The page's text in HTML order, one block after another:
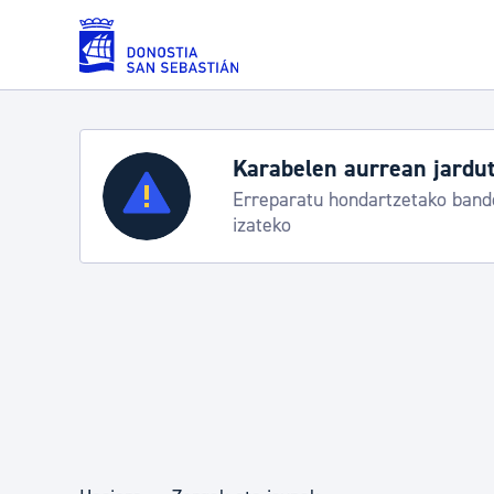
Eduki nagusira joan
Zerbitzuak
Errolda eta gai pertsonalak
Karabelen aurrean
Erreparatu hondartzetako
izateko